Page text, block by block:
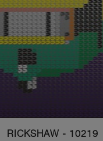
10219 - RICKSHAW